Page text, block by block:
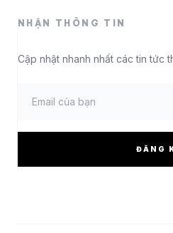
NHẬN THÔNG TIN
Cập nhật nhanh nhất các tin tức